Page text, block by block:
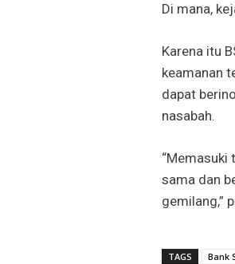
Di mana,
Karena itu
keamanan
dapat
nasabah.
“Memasuki
sama dan
gemilang,”
TAGS Bank